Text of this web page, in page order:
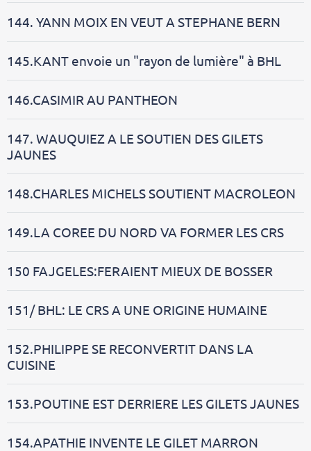
144. YANN MOIX EN VEUT A STEPHANE BERN
145.KANT envoie un "rayon de lumière" à BHL
146.CASIMIR AU PANTHEON
147. WAUQUIEZ A LE SOUTIEN DES GILETS
JAUNES
148.CHARLES MICHELS SOUTIENT MACROLEON
149.LA COREE DU NORD VA FORMER LES CRS
150 FAJGELES:FERAIENT MIEUX DE BOSSER
151/ BHL: LE CRS A UNE ORIGINE HUMAINE
152.PHILIPPE SE RECONVERTIT DANS LA
CUISINE
153.POUTINE EST DERRIERE LES GILETS JAUNES
154.APATHIE INVENTE LE GILET MARRON